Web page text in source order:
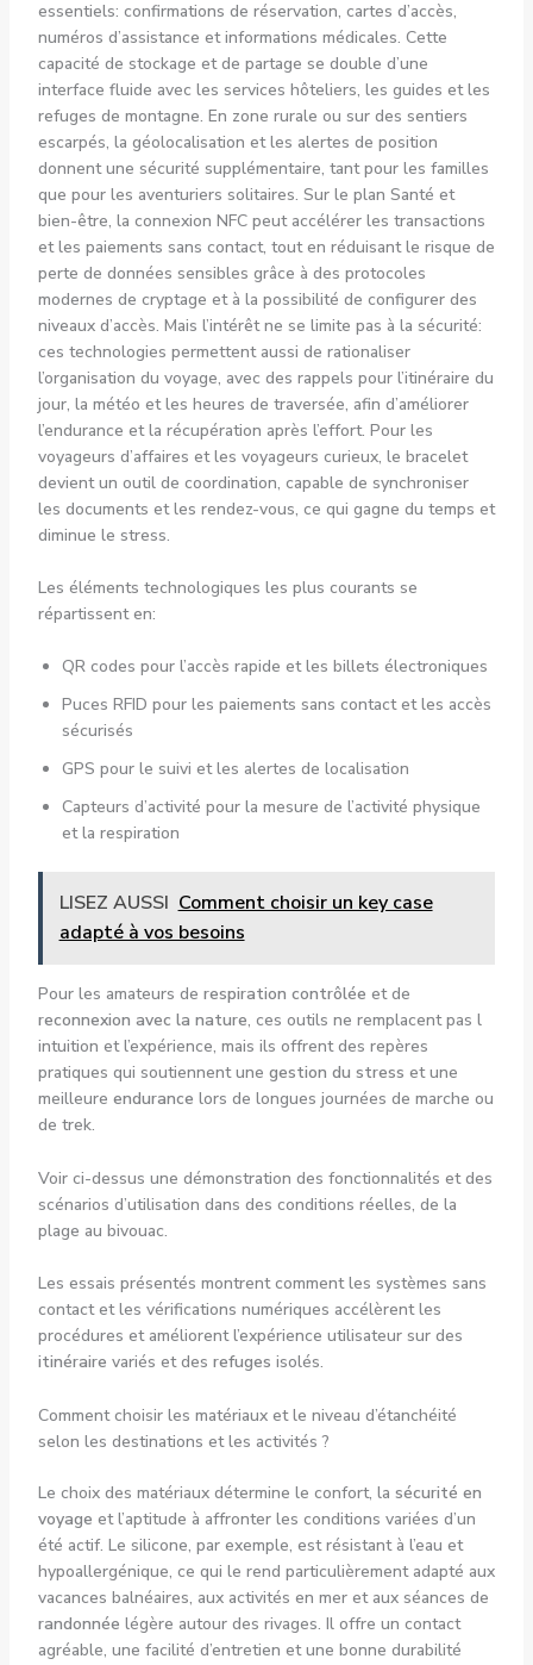
essentiels: confirmations de réservation, cartes d’accès,
numéros d’assistance et informations médicales. Cette
capacité de stockage et de partage se double d’une
interface fluide avec les services hôteliers, les guides et les
refuges de montagne. En zone rurale ou sur des sentiers
escarpés, la géolocalisation et les alertes de position
donnent une sécurité supplémentaire, tant pour les familles
que pour les aventuriers solitaires. Sur le plan Santé et
bien-être, la connexion NFC peut accélérer les transactions
et les paiements sans contact, tout en réduisant le risque de
perte de données sensibles grâce à des protocoles
modernes de cryptage et à la possibilité de configurer des
niveaux d’accès. Mais l’intérêt ne se limite pas à la sécurité:
ces technologies permettent aussi de rationaliser
l’organisation du voyage, avec des rappels pour l’itinéraire du
jour, la météo et les heures de traversée, afin d’améliorer
l’endurance et la récupération après l’effort. Pour les
voyageurs d’affaires et les voyageurs curieux, le bracelet
devient un outil de coordination, capable de synchroniser
les documents et les rendez-vous, ce qui gagne du temps et
diminue le stress.
Les éléments technologiques les plus courants se
répartissent en:
QR codes pour l’accès rapide et les billets électroniques
Puces RFID pour les paiements sans contact et les accès
sécurisés
GPS pour le suivi et les alertes de localisation
Capteurs d’activité pour la mesure de l’activité physique
et la respiration
LISEZ AUSSI Comment choisir un key case
adapté à vos besoins
Pour les amateurs de respiration contrôlée et de
reconnexion avec la nature, ces outils ne remplacent pas l
intuition et l’expérience, mais ils offrent des repères
pratiques qui soutiennent une gestion du stress et une
meilleure endurance lors de longues journées de marche ou
de trek.
Voir ci-dessus une démonstration des fonctionnalités et des
scénarios d’utilisation dans des conditions réelles, de la
plage au bivouac.
Les essais présentés montrent comment les systèmes sans
contact et les vérifications numériques accélèrent les
procédures et améliorent l’expérience utilisateur sur des
itinéraire variés et des refuges isolés.
Comment choisir les matériaux et le niveau d’étanchéité
selon les destinations et les activités ?
Le choix des matériaux détermine le confort, la sécurité en
voyage et l’aptitude à affronter les conditions variées d’un
été actif. Le silicone, par exemple, est résistant à l’eau et
hypoallergénique, ce qui le rend particulièrement adapté aux
vacances balnéaires, aux activités en mer et aux séances de
randonnée légère autour des rivages. Il offre un contact
agréable, une facilité d’entretien et une bonne durabilité